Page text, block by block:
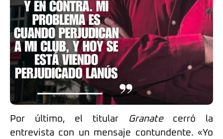
Por último, el titular Granatecerró la
entrevista con un mensaje contundente. «Yo